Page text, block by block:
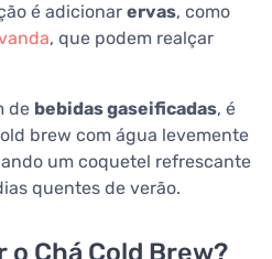
é adicionar ervas, como
, que podem realçar
de bebidas gaseificadas, é
brew com água levemente
um coquetel refrescante
quentes de verão.
o Chá Cold Brew?